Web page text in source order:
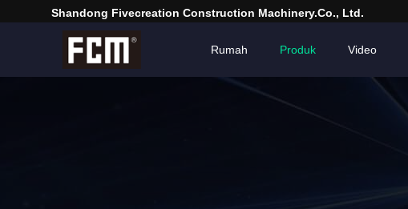
Shandong Fivecreation Construction Machinery.Co., Ltd.
Rumah Produk Video